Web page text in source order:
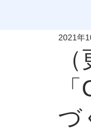
EXCO-
づ
2021年